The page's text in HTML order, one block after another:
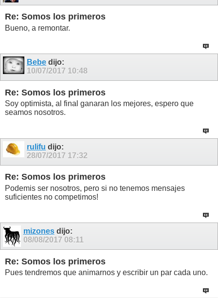
Re: Somos los primeros
Bueno, a remontar.
Bebe dijo:
10/07/2017 10:48
Re: Somos los primeros
Soy optimista, al final ganaran los mejores, espero que
seamos nosotros.
rulifu dijo:
28/07/2017 17:32
Re: Somos los primeros
Podemis ser nosotros, pero si no tenemos mensajes
suficientes no competimos!
mizonesdijo:
08/08/2017 08:11
Re: Somos los primeros
Pues tendremos que animarnos y escribir un par cada uno.